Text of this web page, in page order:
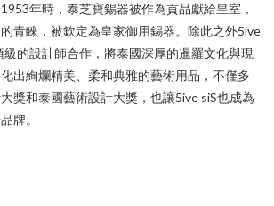
年時，泰芝寶錫器被作為貢品獻給皇室，
青睞，被欽定為皇家御用錫器。除此之外5ive
級的設計師合作，將泰國深厚的暹羅文化與現
出絢爛精美、柔和典雅的藝術用品，不僅多
獎和泰國藝術設計大獎，也讓5ive siS也成為
牌。